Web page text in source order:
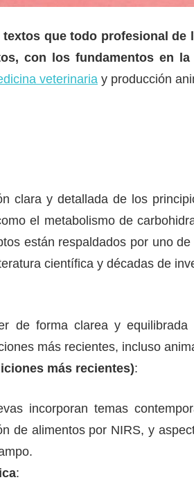
textos que todo profesional de
con los fundamentos en la
veterinaria y producción
clara y detallada de los
el metabolismo de
están respaldados por uno
científica y décadas de
de forma clarea y
más recientes, incluso
más recientes):
incorporan temas
de alimentos por NIRS, y
: